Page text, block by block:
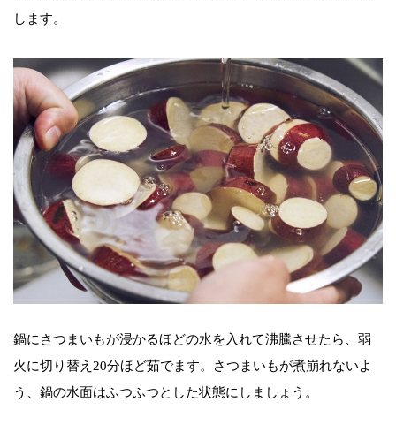
します。
鍋にさつまいもが浸かるほどの水を入れて沸騰させたら、弱
火に切り替え20分ほど茹でます。さつまいもが煮崩れないよ
う、鍋の水面はふつふつとした状態にしましょう。